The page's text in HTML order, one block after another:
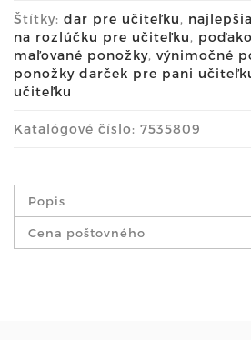
Štítky: dar pre učiteľku,
na rozlúčku pre učiteľku,
maľované ponožky, výnimočné
ponožky darček pre pani
učiteľku
Katalógové číslo: 7535809
Popis
Cena poštovného